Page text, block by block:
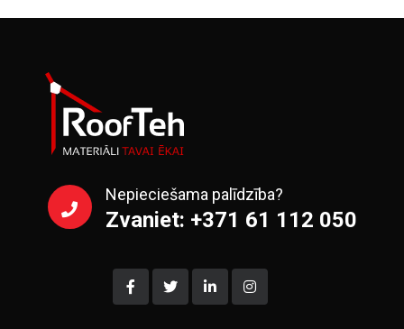
Nepieciešama palīdzība?
Zvaniet: +371 61 112 050